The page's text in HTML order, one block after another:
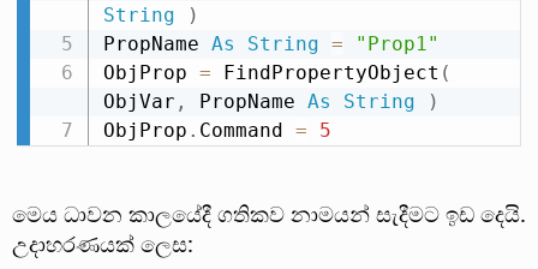
String
)
PropName As String =
"Prop1"
ObjProp = FindPropertyObject (
ObjVar , PropName As String
)
ObjProp . Command = 5
මෙය ධාවන කාලයේදී ගතිකව නාමයන් සැදීමට ඉඩ දෙයි.
උදාහරණයක් ලෙස: